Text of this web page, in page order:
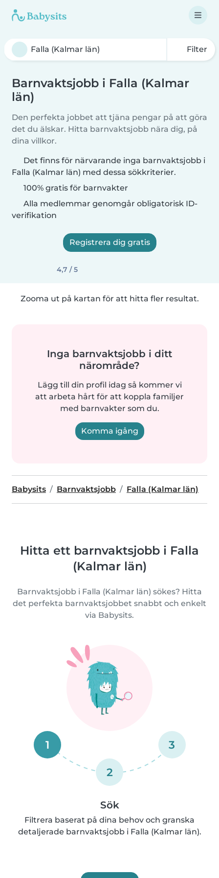
Filter
Barnvaktsjobb i Falla (Kalmar
län)
Den perfekta jobbet att tjäna pengar på att göra
det du älskar. Hitta barnvaktsjobb nära dig, på
dina villkor.
Det finns för närvarande inga barnvaktsjobb i
Falla (Kalmar län) med dessa sökkriterier.
100% gratis för barnvakter
Alla medlemmar genomgår obligatorisk ID-
verifikation
Registrera dig gratis
4,7 / 5
Zooma ut på kartan för att hitta fler resultat.
Inga barnvaktsjobb i ditt
närområde?
Lägg till din profil idag så kommer vi
att arbeta hårt för att koppla familjer
med barnvakter som du.
Komma igång
Babysits Barnvaktsjobb Falla (Kalmar län)
Hitta ett barnvaktsjobb i Falla
(Kalmar län)
Barnvaktsjobb i Falla (Kalmar län) sökes? Hitta
det perfekta barnvaktsjobbet snabbt och enkelt
via Babysits.
1
2
3
Sök
Filtrera baserat på dina behov och granska
detaljerade barnvaktsjobb i Falla (Kalmar län).